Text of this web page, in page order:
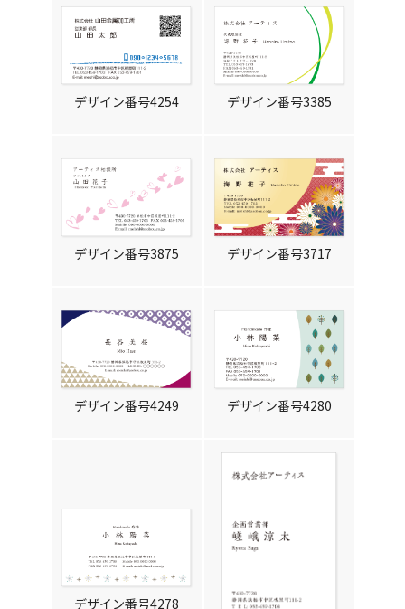
デザイン番号4254 デザイン番号3385
デザイン番号3875 デザイン番号3717
デザイン番号4249 デザイン番号4280
デザイン番号4278